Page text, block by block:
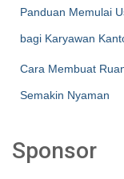
Panduan Memulai
bagi Karyawan
Cara Membuat
Semakin Nyaman
Sponsor